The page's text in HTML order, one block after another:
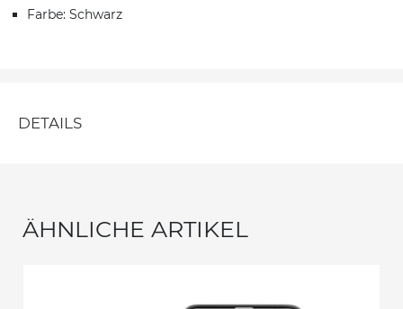
Farbe: Schwarz
DETAILS
ÄHNLICHE ARTIKEL